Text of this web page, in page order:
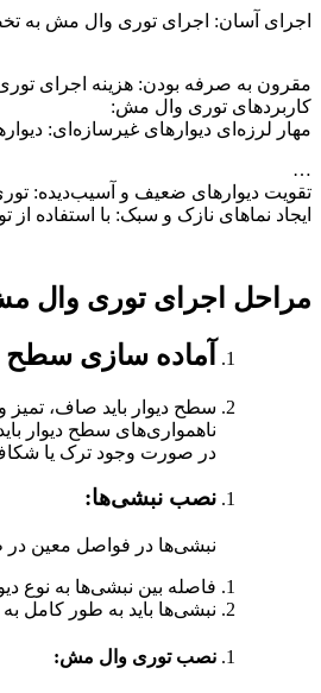
اجرای آسان: اجرای توری وال مش به
مقرون به صرفه بودن: هزینه اجرای
کاربردهای توری وال مش:
مهار لرزه‌ای دیوارهای غیرسازه‌ای:
…
تقویت دیوارهای ضعیف و آسیب‌دیده:
ایجاد نماهای نازک و سبک: با استفاده
مراحل اجرای توری وال
آماده سازی سطح
سطح دیوار باید صاف، تمیز
ناهمواری‌های سطح دیوار
در صورت وجود ترک یا شکاف
نصب نبشی‌ها:
نبشی‌ها در فواصل معین
فاصله بین نبشی‌ها به نوع
نبشی‌ها باید به طور کامل
نصب توری وال مش: